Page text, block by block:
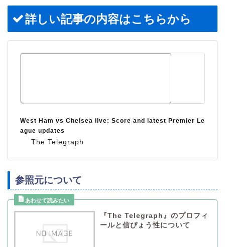
詳しい記事の内容はこちらから
The Telegraph
West Ham vs Chelsea live: Score and latest Premier Le
ague updates
参照元について
『The Telegraph』のプロフィ
ールと信ぴょう性について